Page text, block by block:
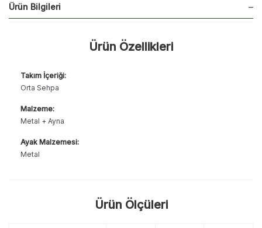
Ürün Bilgileri
Ürün Özellikleri
Takım İçeriği:
Orta Sehpa
Malzeme:
Metal + Ayna
Ayak Malzemesi:
Metal
Ürün Ölçüleri